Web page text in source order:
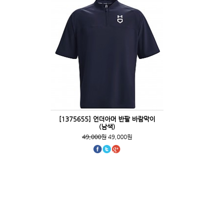
[1375655] 언더아머 반팔 바람막이
(남색)
49,000원49,000원